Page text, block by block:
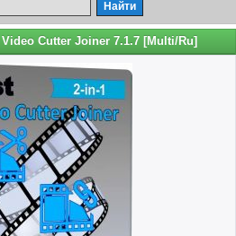
Cutter Joiner 7.1.7 [Multi/Ru]